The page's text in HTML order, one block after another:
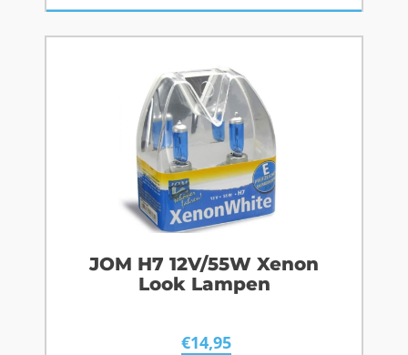
JOM H7 12V/55W Xenon
Look Lampen
€14,95